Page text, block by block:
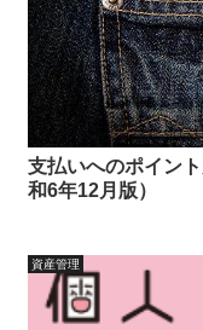
支払いへのポイン
和6年12月版）
資産管理